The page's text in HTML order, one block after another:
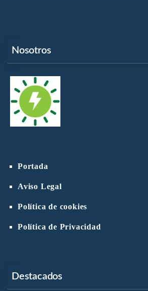
Nosotros
Portada
Aviso Legal
Política de cookies
Política de Privacidad
Destacados